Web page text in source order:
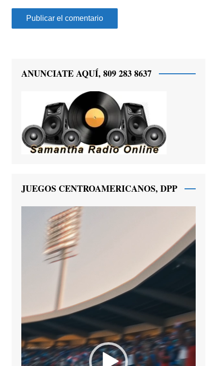
ANUNCIATE AQUÍ, 809 283 8637
JUEGOS CENTROAMERICANOS, DPP
Reproductor